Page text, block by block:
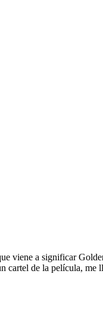
viene a significar
cartel de la película, me